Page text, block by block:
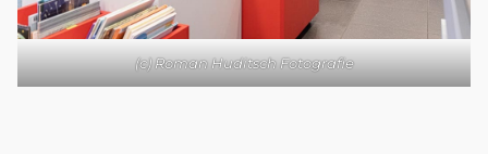
(c) Roman Huditsch Fotografie